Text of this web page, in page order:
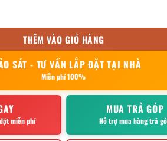
số lượng
THÊM VÀO GIỎ HÀNG
SÁT - TƯ VẤN LẮP ĐẶT TẠI NHÀ
Miễn phí 100%
miễn phí
MUA TRẢ GÓP
Hỗ trợ mua hàng trả